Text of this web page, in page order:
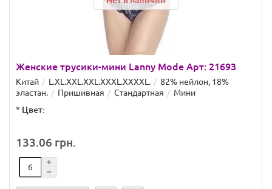
Женские трусики-мини Lanny Mode Арт: 21693
Китай L.XL.XXL.XXL.ХХХL.XXXXL.
82% нейлон, 18%
эластан.
Пришивная Стандартная
Мини
* Цвет:
133.06 грн.